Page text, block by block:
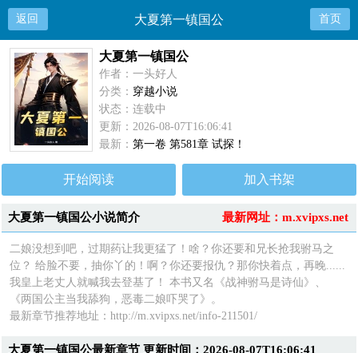
返回 大夏第一镇国公 首页
大夏第一镇国公
作者：一头好人
分类： 穿越小说
状态：连载中
更新：2026-08-07T16:06:41
最新：第一卷 第581章 试探！
开始阅读 加入书架
最新网址：m.xvipxs.net
大夏第一镇国公小说简介
二娘没想到吧，过期药让我更猛了！啥？你还要和兄长抢我驸马之
位？ 给脸不要，抽你丫的！啊？你还要报仇？那你快着点，再晚......
我皇上老丈人就喊我去登基了！ 本书又名《战神驸马是诗仙》、
《两国公主当我舔狗，恶毒二娘吓哭了》。
最新章节推荐地址：http://m.xvipxs.net/info-211501/
大夏第一镇国公最新章节 更新时间：2026-08-07T16:06:41